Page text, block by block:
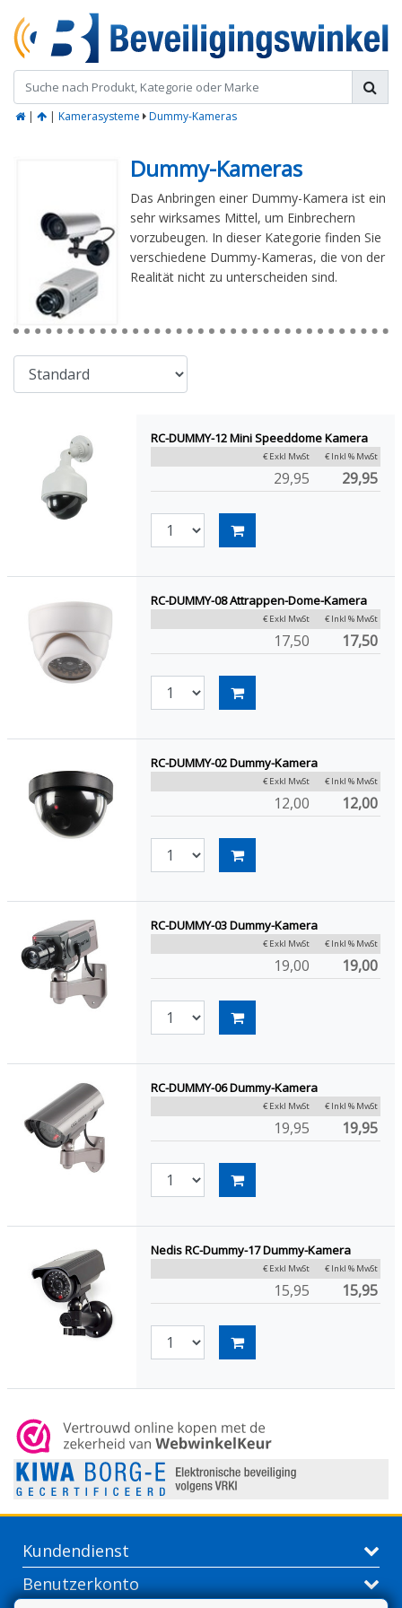
| | Kamerasysteme Dummy-Kameras
Dummy-Kameras
Das Anbringen einer Dummy-Kamera ist ein
sehr wirksames Mittel, um Einbrechern
vorzubeugen. In dieser Kategorie finden Sie
verschiedene Dummy-Kameras, die von der
Realität nicht zu unterscheiden sind.
RC-DUMMY-12 Mini Speeddome Kamera
€ Exkl MwSt € Inkl % MwSt
29,95 29,95
RC-DUMMY-08 Attrappen-Dome-Kamera
€ Exkl MwSt € Inkl % MwSt
17,50 17,50
RC-DUMMY-02 Dummy-Kamera
€ Exkl MwSt € Inkl % MwSt
12,00 12,00
RC-DUMMY-03 Dummy-Kamera
€ Exkl MwSt € Inkl % MwSt
19,00 19,00
RC-DUMMY-06 Dummy-Kamera
€ Exkl MwSt € Inkl % MwSt
19,95 19,95
Nedis RC-Dummy-17 Dummy-Kamera
€ Exkl MwSt € Inkl % MwSt
15,95 15,95
Kundendienst
Benutzerkonto